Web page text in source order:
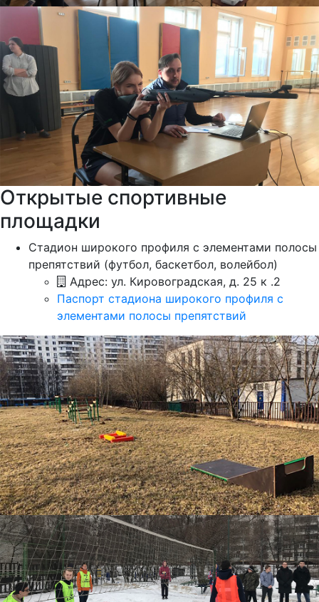
Открытые спортивные
площадки
Стадион широкого профиля с элементами полосы
препятствий (футбол, баскетбол, волейбол)
Адрес: ул. Кировоградская, д. 25 к .2
Паспорт стадиона широкого профиля с
элементами полосы препятствий